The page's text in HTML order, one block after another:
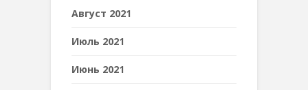
Август 2021
Июль 2021
Июнь 2021